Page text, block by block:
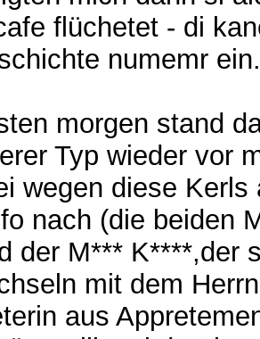
flüchetet - di
numemr ein.
morgen stand
Typ wieder vor
wegen diese
nach (die beiden
der M*** K****,der
mit dem
aus